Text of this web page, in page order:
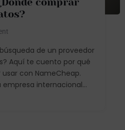
de un proveedor
Aquí te cuento por qué
con NameCheap.
internacional...